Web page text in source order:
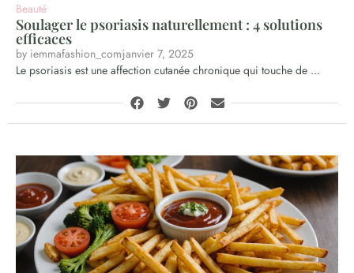
Beauté
Soulager le psoriasis naturellement : 4 solutions
efficaces
by iemmafashion_comjanvier 7, 2025
Le psoriasis est une affection cutanée chronique qui touche de ...